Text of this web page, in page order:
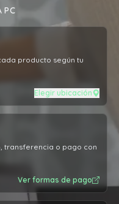
PC
producto según tu
Elegir ubicación
transferencia o pago con
Ver formas de pago